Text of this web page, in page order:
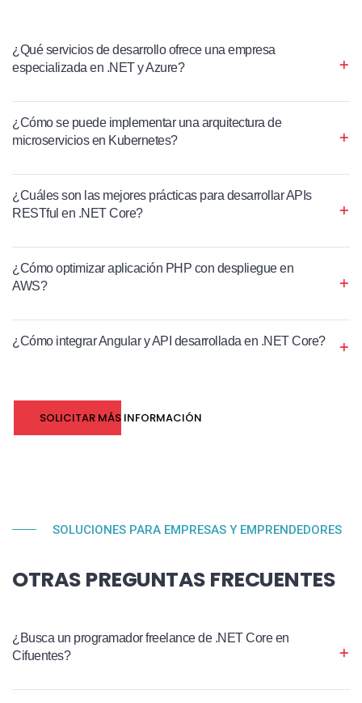
¿Qué servicios de desarrollo ofrece una empresa
especializada en .NET y Azure?
¿Cómo se puede implementar una arquitectura de
microservicios en Kubernetes?
¿Cuáles son las mejores prácticas para desarrollar APIs
RESTful en .NET Core?
¿Cómo optimizar aplicación PHP con despliegue en
AWS?
¿Cómo integrar Angular y API desarrollada en .NET Core?
SOLICITAR MÁS INFORMACIÓN
SOLUCIONES PARA EMPRESAS Y EMPRENDEDORES
OTRAS PREGUNTAS FRECUENTES
¿Busca un programador freelance de .NET Core en
Cifuentes?